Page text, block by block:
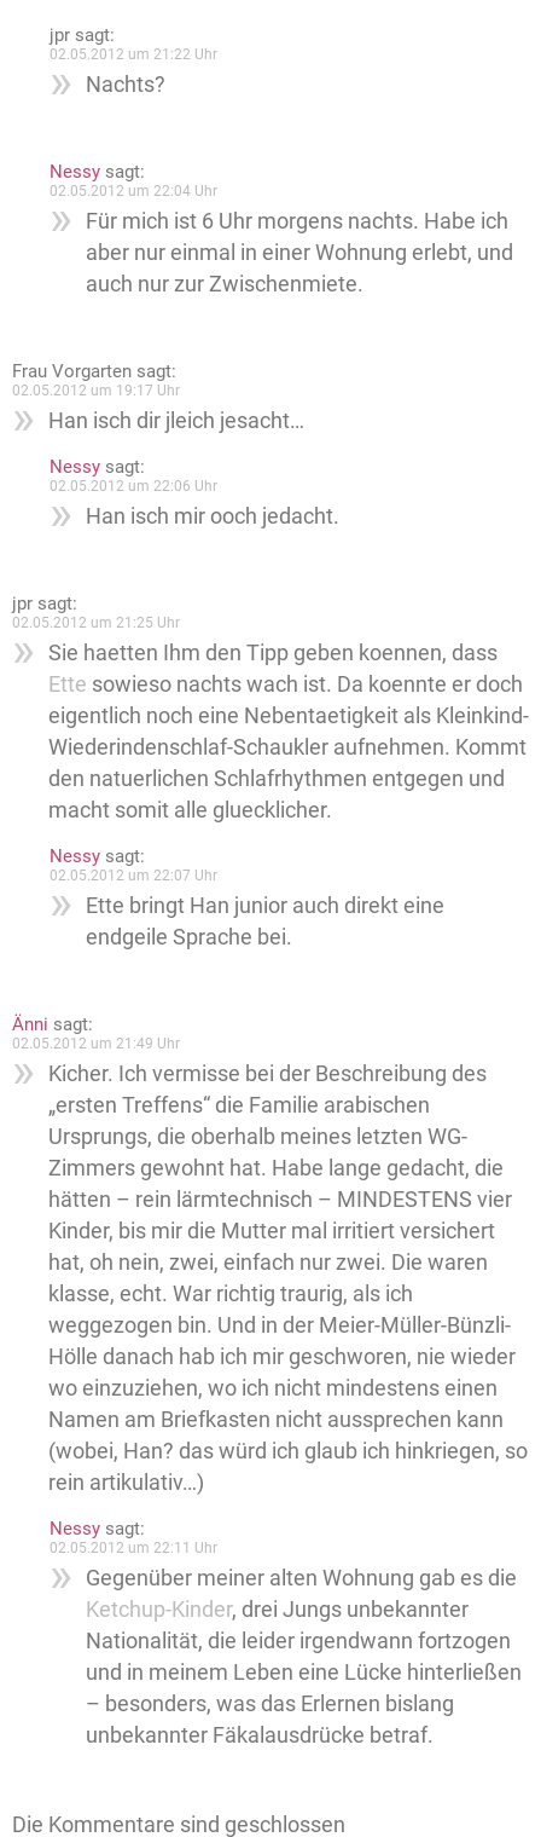
jpr sagt:
02.05.2012 um 21:22 Uhr
Nachts?
Nessy sagt:
02.05.2012 um 22:04 Uhr
Für mich ist 6 Uhr morgens nachts. Habe ich
aber nur einmal in einer Wohnung erlebt, und
auch nur zur Zwischenmiete.
Frau Vorgarten sagt:
02.05.2012 um 19:17 Uhr
Han isch dir jleich jesacht…
Nessy sagt:
02.05.2012 um 22:06 Uhr
Han isch mir ooch jedacht.
jpr sagt:
02.05.2012 um 21:25 Uhr
Sie haetten Ihm den Tipp geben koennen, dass
Ette sowieso nachts wach ist. Da koennte er doch
eigentlich noch eine Nebentaetigkeit als Kleinkind-
Wiederindenschlaf-Schaukler aufnehmen. Kommt
den natuerlichen Schlafrhythmen entgegen und
macht somit alle gluecklicher.
Nessy sagt:
02.05.2012 um 22:07 Uhr
Ette bringt Han junior auch direkt eine
endgeile Sprache bei.
Änni sagt:
02.05.2012 um 21:49 Uhr
Kicher. Ich vermisse bei der Beschreibung des
„ersten Treffens“ die Familie arabischen
Ursprungs, die oberhalb meines letzten WG-
Zimmers gewohnt hat. Habe lange gedacht, die
hätten – rein lärmtechnisch – MINDESTENS vier
Kinder, bis mir die Mutter mal irritiert versichert
hat, oh nein, zwei, einfach nur zwei. Die waren
klasse, echt. War richtig traurig, als ich
weggezogen bin. Und in der Meier-Müller-Bünzli-
Hölle danach hab ich mir geschworen, nie wieder
wo einzuziehen, wo ich nicht mindestens einen
Namen am Briefkasten nicht aussprechen kann
(wobei, Han? das würd ich glaub ich hinkriegen, so
rein artikulativ…)
Nessy sagt:
02.05.2012 um 22:11 Uhr
Gegenüber meiner alten Wohnung gab es die
Ketchup-Kinder, drei Jungs unbekannter
Nationalität, die leider irgendwann fortzogen
und in meinem Leben eine Lücke hinterließen
– besonders, was das Erlernen bislang
unbekannter Fäkalausdrücke betraf.
Die Kommentare sind geschlossen